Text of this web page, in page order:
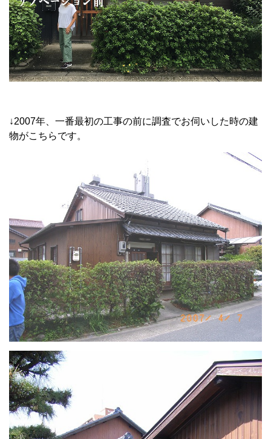
↓2007年、一番最初の工事の前に調査でお伺いした時の建
物がこちらです。